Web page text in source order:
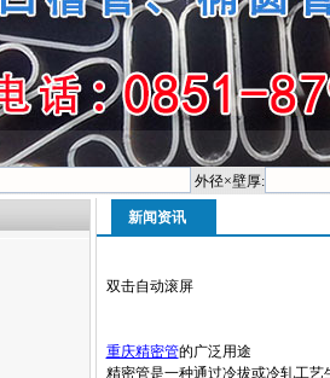
外径×壁厚:
新闻资讯
双击自动滚屏
重庆精密管的广泛用途
精密管是一种通过冷拔或冷轧工